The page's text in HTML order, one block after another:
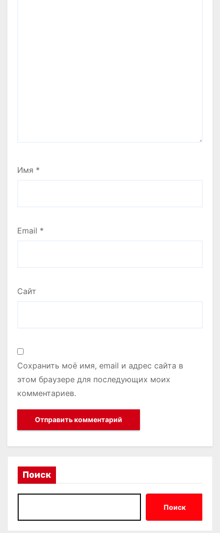
Имя *
Email *
Сайт
Сохранить моё имя, email и адрес сайта в
этом браузере для последующих моих
комментариев.
Поиск
Поиск